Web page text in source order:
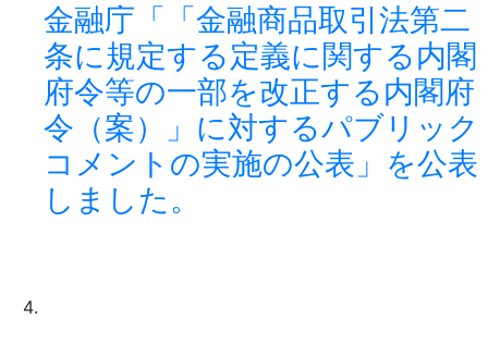
金融庁「「金融商品取引法第二
条に規定する定義に関する内閣
府令等の一部を改正する内閣府
令（案）」に対するパブリック
コメントの実施の公表」を公表
しました。